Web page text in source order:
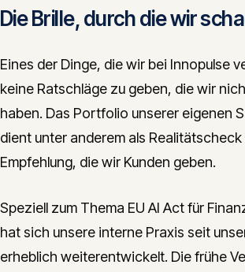
Die Brille, durch die wir
Eines der Dinge, die wir bei Innopulse
keine Ratschläge zu geben, die wir
haben. Das Portfolio unserer eigenen
dient unter anderem als Realitätscheck
Empfehlung, die wir Kunden geben.
Speziell zum Thema EU AI Act für
hat sich unsere interne Praxis seit
erheblich weiterentwickelt. Die frühe